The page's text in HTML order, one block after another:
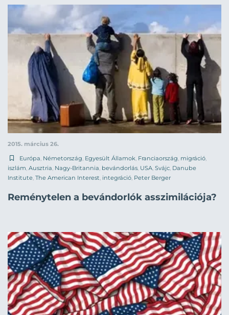
2015. március 26.
Európa, Németország, Egyesült Államok, Franciaország, migráció,
iszlám, Ausztria, Nagy-Britannia, bevándorlás, USA, Svájc, Danube
Institute, The American Interest, integráció, Peter Berger
Reménytelen a bevándorlók asszimilációja?